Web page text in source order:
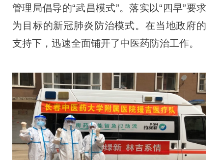
管理局倡导的“武昌模式”。落实以“四早”要求
为目标的新冠肺炎防治模式。在当地政府的
支持下，迅速全面铺开了中医药防治工作。